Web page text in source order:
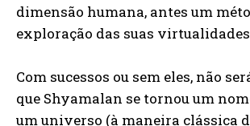
dimensão humana, antes um
exploração das suas
Com sucessos ou sem eles, não
que Shyamalan se tornou um
um universo (à maneira clássica